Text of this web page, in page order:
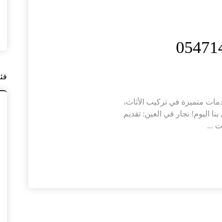
متميزة في تركيب الأثاث،
اليوم! نجار في العين: تقديم
...